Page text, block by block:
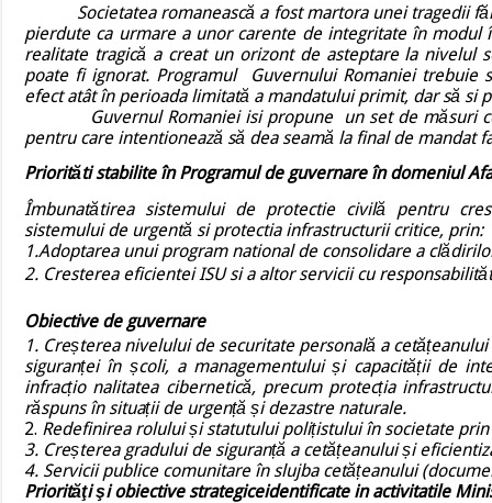
Societatea romanească a fost martora unei tragedii
pierdute ca urmare a unor carente de integritate în modul
realitate tragică a creat un orizont de asteptare la nivelul
poate fi ignorat. Programul Guvernului Romaniei trebuie
efect atât în perioada limitată a mandatului primit, dar să si
Guvernul Romaniei isi propune un set de măsuri
pentru care intentionează să dea seamă la final de mandat
Priorităti stabilite în Programul de guvernare în domeniul
Îmbunatătirea sistemului de protectie civilă pentru
sistemului de urgentă si protectia infrastructurii critice, prin:
1.Adoptarea unui program national de consolidare a
2. Cresterea eficientei ISU si a altor servicii cu
Obiective de guvernare
1. Creșterea nivelului de securitate personală a cetăț
siguranței în școli, a managementuluiși capacității de
infracțio nalitatea cibernetică, precum protecția
răspuns în situații de urgențăși dezastre naturale.
2. Redefinirea roluluiși statutului polițistului în societate
3. Creșterea gradului de siguranță a cetățeanuluiși
4. Servicii publice comunitare în slujba cetățeanului
Priorităţi şi obiective strategiceidentificate in activitatile